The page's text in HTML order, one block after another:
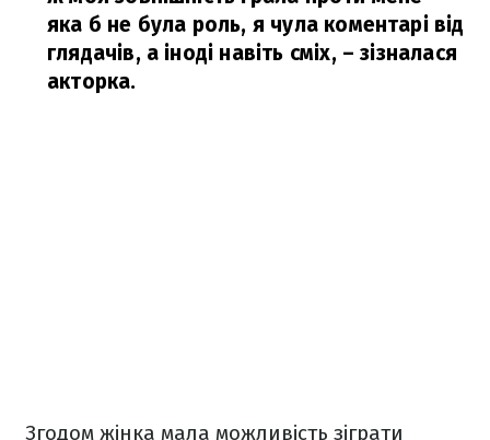
яка б не була роль, я чула коментарі від
глядачів, а іноді навіть сміх, – зізналася
акторка.
Згодом жінка мала можливість зіграти